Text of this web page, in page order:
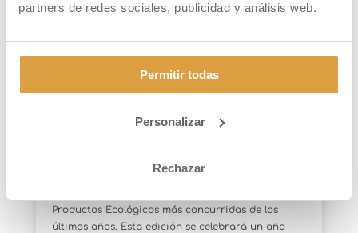
partners de redes sociales, publicidad y análisis web.
Permitir todas
Personalizar
Rechazar
Fapea 2017 by Tarongino
Productos Ecológicos más concurridas de los
últimos años. Esta edición se celebrará un año